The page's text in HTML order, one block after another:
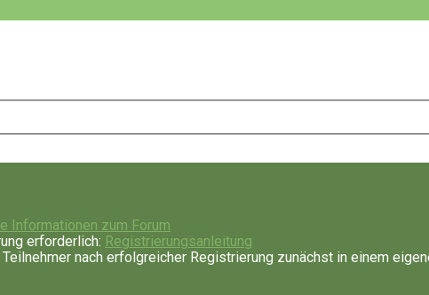
Informationen zum Forum
erforderlich: Registrierungsanleitung
nach erfolgreicher Registrierung zunächst in einem